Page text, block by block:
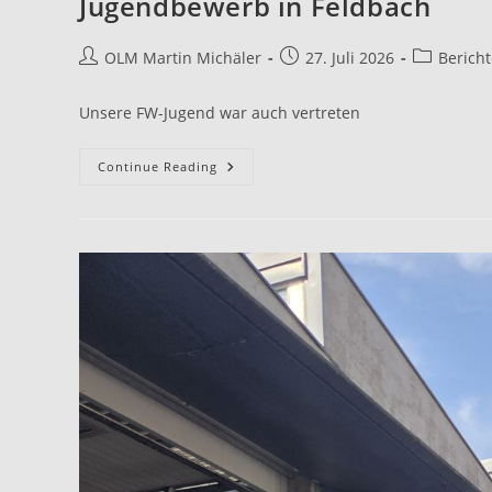
OLM Martin Michäler 27. Juli 2026
Unsere FW-Jugend war auch vertreten
Continue Reading